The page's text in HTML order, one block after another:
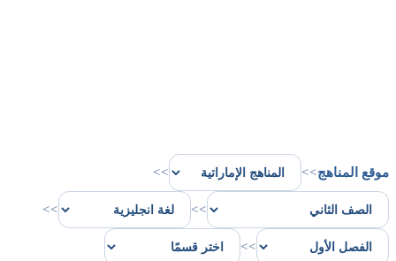
موقع المناهج>>
>>
>>
>>
>>